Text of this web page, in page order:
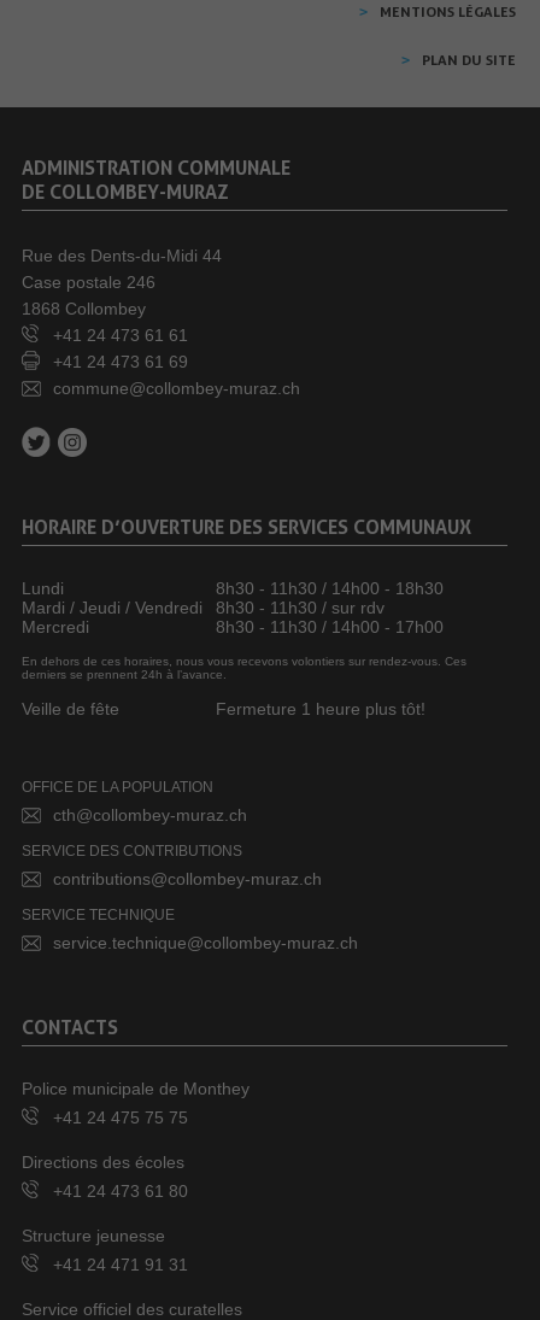
MENTIONS LÉGALES
PLAN DU SITE
ADMINISTRATION COMMUNALE
DE COLLOMBEY-MURAZ
Rue des Dents-du-Midi 44
Case postale 246
1868 Collombey
+41 24 473 61 61
+41 24 473 61 69
commune@collombey-muraz.ch
HORAIRE D’OUVERTURE DES SERVICES COMMUNAUX
Lundi
8h30 - 11h30 / 14h00 - 18h30
Mardi / Jeudi / Vendredi
8h30 - 11h30 / sur rdv
Mercredi
8h30 - 11h30 / 14h00 - 17h00
En dehors de ces horaires, nous vous recevons volontiers sur rendez-vous. Ces
derniers se prennent 24h à l’avance.
Veille de fête Fermeture 1 heure plus tôt!
OFFICE DE LA POPULATION
cth@collombey-muraz.ch
SERVICE DES CONTRIBUTIONS
contributions@collombey-muraz.ch
SERVICE TECHNIQUE
service.technique@collombey-muraz.ch
CONTACTS
Police municipale de Monthey
+41 24 475 75 75
Directions des écoles
+41 24 473 61 80
Structure jeunesse
+41 24 471 91 31
Service officiel des curatelles